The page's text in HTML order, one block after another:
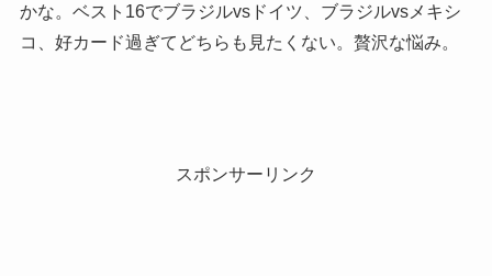
かな。ベスト16でブラジルvsドイツ、ブラジルvsメキシ
コ、好カード過ぎてどちらも見たくない。贅沢な悩み。
スポンサーリンク